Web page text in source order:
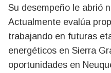
Su desempeño le abrió
Actualmente evalúa
trabajando en futuras
energéticos en Sierra
oportunidades en